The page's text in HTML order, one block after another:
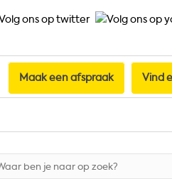
Maak een afspraak Vind